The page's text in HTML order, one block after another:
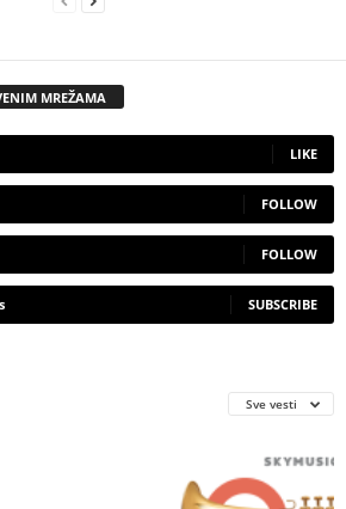
MREŽAMA
LIKE
FOLLOW
FOLLOW
SUBSCRIBE
Sve vesti